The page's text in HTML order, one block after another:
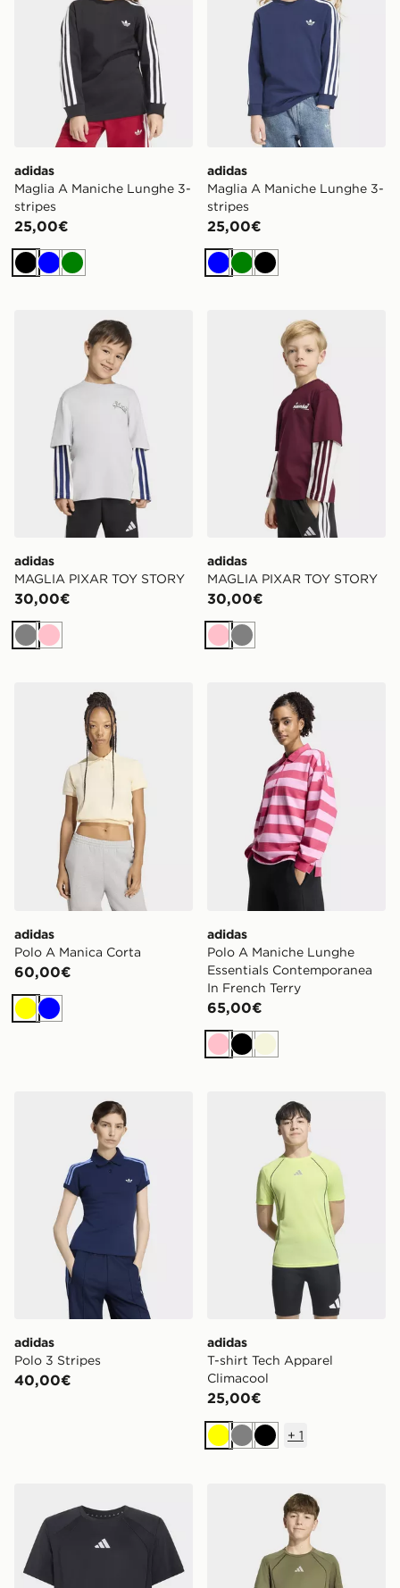
adidas
Maglia A Maniche Lunghe 3-
stripes
25,00€
NeroBluVerde
adidas
Maglia A Maniche Lunghe 3-
stripes
25,00€
BluVerde
Nero
adidas MAGLIA PIXAR TOY STORY
adidas
MAGLIA PIXAR TOY STORY
30,00€
GrigioRosa
adidas MAGLIA PIXAR
adidas
MAGLIA PIXAR TOY STORY
30,00€
RosaGrigio
adidas Polo A Manica Corta
adidas
Polo A Manica Corta
60,00€
Giallo
Blu
adidas Polo A Maniche
adidas
Polo A Maniche Lunghe
Essentials Contemporanea
In French Terry
65,00€
RosaNeroBeige
adidas Polo 3 Stripes
adidas
Polo 3 Stripes
40,00€
adidas T-shirt Tech
adidas
T-shirt Tech Apparel
Climacool
25,00€
GialloGrigioNero
+ 1
adidas T-shirt Tech